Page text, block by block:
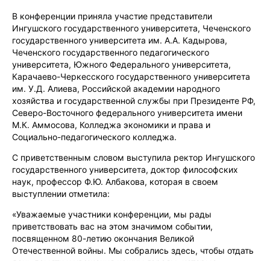
В конференции приняла участие представители
Ингушского государственного университета, Чеченского
государственного университета им. А.А. Кадырова,
Чеченского государственного педагогического
университета, Южного Федерального университета,
Карачаево-Черкесского государственного университета
им. У.Д. Алиева, Российской академии народного
хозяйства и государственной службы при Президенте РФ,
Северо-Восточного федерального университета имени
М.К. Аммосова, Колледжа экономики и права и
Социально-педагогического колледжа.
С приветственным словом выступила ректор Ингушского
государственного университета, доктор философских
наук, профессор Ф.Ю. Албакова, которая в своем
выступлении отметила:
«Уважаемые участники конференции, мы рады
приветствовать вас на этом значимом событии,
посвященном 80-летию окончания Великой
Отечественной войны. Мы собрались здесь, чтобы отдать